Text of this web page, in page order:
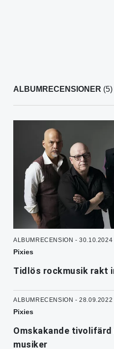
ALBUMRECENSIONER (5)
ALBUMRECENSION - 30.10.2024
Pixies
Tidlös rockmusik rakt
ALBUMRECENSION - 28.09.2022
Pixies
Omskakande tivolifärd
musiker